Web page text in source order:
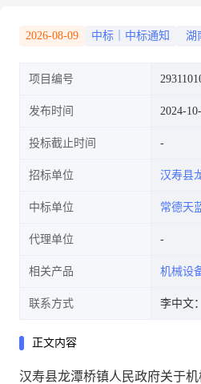
公
2026-08-09 中标｜中标通知 湖
项目编号
发布时间 2024-
投标截止时间
招标单位 汉寿县
中标单位 常德天
代理单位
相关产品 机械设
联系方式 李中文：
正文内容
汉寿县龙潭桥镇人民政府关于